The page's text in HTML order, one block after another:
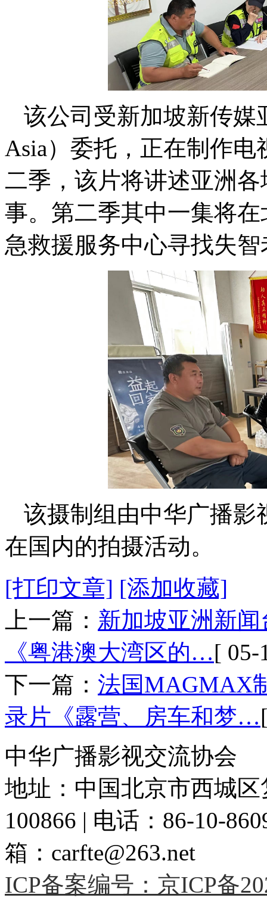
该公司受新加坡新传媒
Asia）委托，正在制作
二季，该片将讲述亚洲
事。第二季其中一集将
急救援服务中心寻找失
该摄制组由中华广播影
在国内的拍摄活动。
[打印文章] [添加收藏]
上一篇： 新加坡亚洲新
《粤港澳大湾区的…[ 05-
下一篇： 法国MAGMAX
录片《露营、房车和梦…
中华广播影视交流协会
地址：中国北京市西城
100866 | 电话：86-10-
箱：carfte@263.net
ICP备案编号：京ICP备